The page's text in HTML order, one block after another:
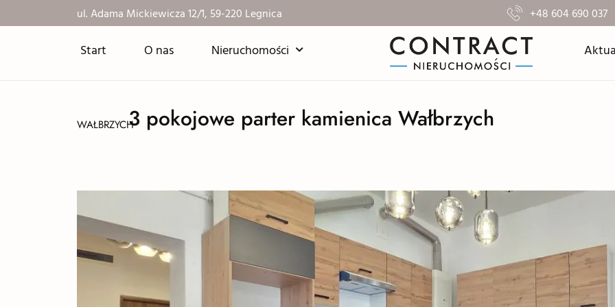
ul. Adama Mickiewicza 12/1, 59-220 Legnica +48 604 690 037
Start O nas Nieruchomości
WAŁBRZYCH3 pokojowe parter kamienica Wałbrzych